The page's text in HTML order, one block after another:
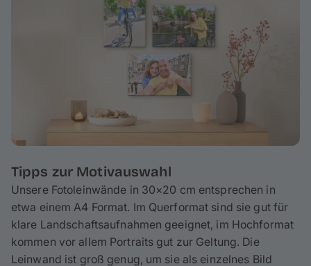
garantiert. Deine Fotoleinwand wird auf einen ca. 2 cm
hohen Keilrahmen gespannt, wodurch am Rand ca. 3
cm deines Fotos umgeschlagen werden – behalte das
bei der Gestaltung im Hinterkopf. Bei Bedarf kannst du
deine Leinwand spielend leicht mit wenigen
Tipps zur Motivauswahl
Unsere Fotoleinwände in 30×20 cm entsprechen in
etwa einem A4 Format. Im Querformat sind sie gut für
klare Landschaftsaufnahmen geeignet, im Hochformat
kommen vor allem Portraits gut zur Geltung. Die
Leinwand ist groß genug, um sie als einzelnes Bild